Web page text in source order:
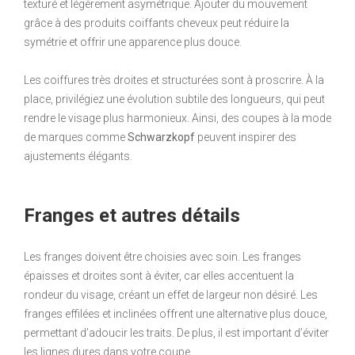
texturé et légèrement asymétrique. Ajouter du mouvement
grâce à des produits coiffants cheveux peut réduire la
symétrie et offrir une apparence plus douce.
Les coiffures très droites et structurées sont à proscrire. À la
place, privilégiez une évolution subtile des longueurs, qui peut
rendre le visage plus harmonieux. Ainsi, des coupes à la mode
de marques commeSchwarzkopf peuvent inspirer des
ajustements élégants.
Franges et autres détails
Les franges doivent être choisies avec soin. Les franges
épaisses et droites sont à éviter, car elles accentuent la
rondeur du visage, créant un effet de largeur non désiré. Les
franges effilées et inclinées offrent une alternative plus douce,
permettant d’adoucir les traits. De plus, il est important d’éviter
les lignes dures dans votre coupe.